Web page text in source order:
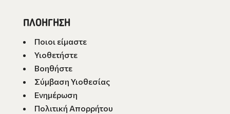
ΠΛΟΗΓΗΣΗ
Ποιοι είμαστε
Υιοθετήστε
Βοηθήστε
Σύμβαση Υιοθεσίας
Ενημέρωση
Πολιτική Απορρήτου